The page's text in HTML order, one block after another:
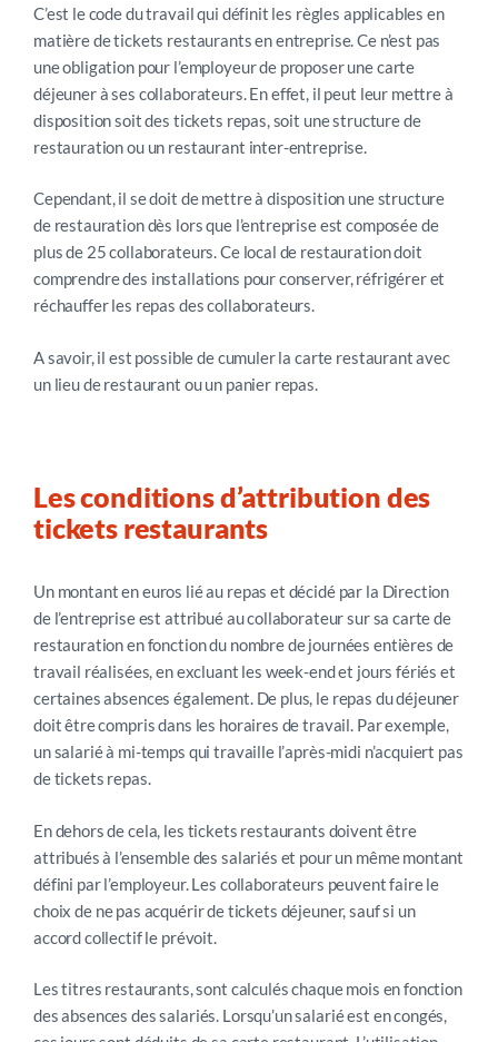
C’est le code du travail qui définit les règles applicables en
matière de tickets restaurants en entreprise. Ce n’est pas
une obligation pour l’employeur de proposer une carte
déjeuner à ses collaborateurs. En effet, il peut leur mettre à
disposition soit des tickets repas, soit une structure de
restauration ou un restaurant inter-entreprise.
Cependant, il se doit de mettre à disposition une structure
de restauration dès lors que l’entreprise est composée de
plus de 25 collaborateurs. Ce local de restauration doit
comprendre des installations pour conserver, réfrigérer et
réchauffer les repas des collaborateurs.
A savoir, il est possible de cumuler la carte restaurant avec
un lieu de restaurant ou un panier repas.
Les conditions d’attribution des
tickets restaurants
Un montant en euros lié au repas et décidé par la Direction
de l’entreprise est attribué au collaborateur sur sa carte de
restauration en fonction du nombre de journées entières de
travail réalisées, en excluant les week-end et jours fériés et
certaines absences également. De plus, le repas du déjeuner
doit être compris dans les horaires de travail. Par exemple,
un salarié à mi-temps qui travaille l’après-midi n’acquiert pas
de tickets repas.
En dehors de cela, les tickets restaurants doivent être
attribués à l’ensemble des salariés et pour un même montant
défini par l’employeur. Les collaborateurs peuvent faire le
choix de ne pas acquérir de tickets déjeuner, sauf si un
accord collectif le prévoit.
Les titres restaurants, sont calculés chaque mois en fonction
des absences des salariés. Lorsqu’un salarié est en congés,